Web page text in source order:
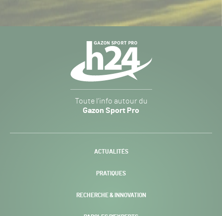
Sport
Pro
-
Toute l’info autour du
Gazon Sport Pro
ACTUALITÉS
PRATIQUES
RECHERCHE & INNOVATION